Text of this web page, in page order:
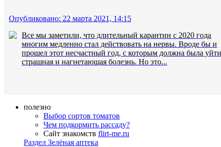
Опубликовано: 22 марта 2021, 14:15
Все мы заметили, что длительный карантин с 2020 года
многим медленно стал действовать на нервы. Вроде бы и
прошел этот несчастный год, с которым должна была уйти
страшная и нагнетающая болезнь. Но это...
полезно
Выбор сортов томатов
Чем подкормить рассаду?
Сайт знакомств flirt-me.ru
Раздел Зелёная аптека